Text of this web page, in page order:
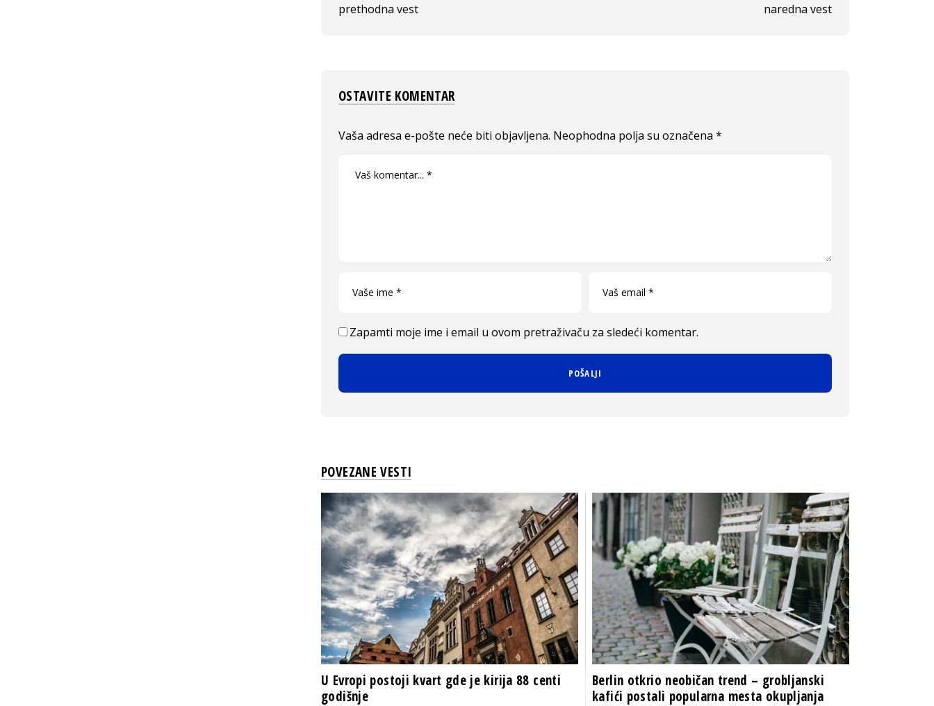
prethodna vest
naredna vest
OSTAVITE KOMENTAR
Vaša adresa e-pošte neće biti objavljena. Neophodna polja su označena *
Zapamti moje ime i email u ovom pretraživaču za sledeći komentar.
POVEZANE VESTI
U Evropi postoji kvart gde je kirija 88 centi
godišnje
Berlin otkrio neobičan trend – grobljanski
kafići postali popularna mesta okupljanja